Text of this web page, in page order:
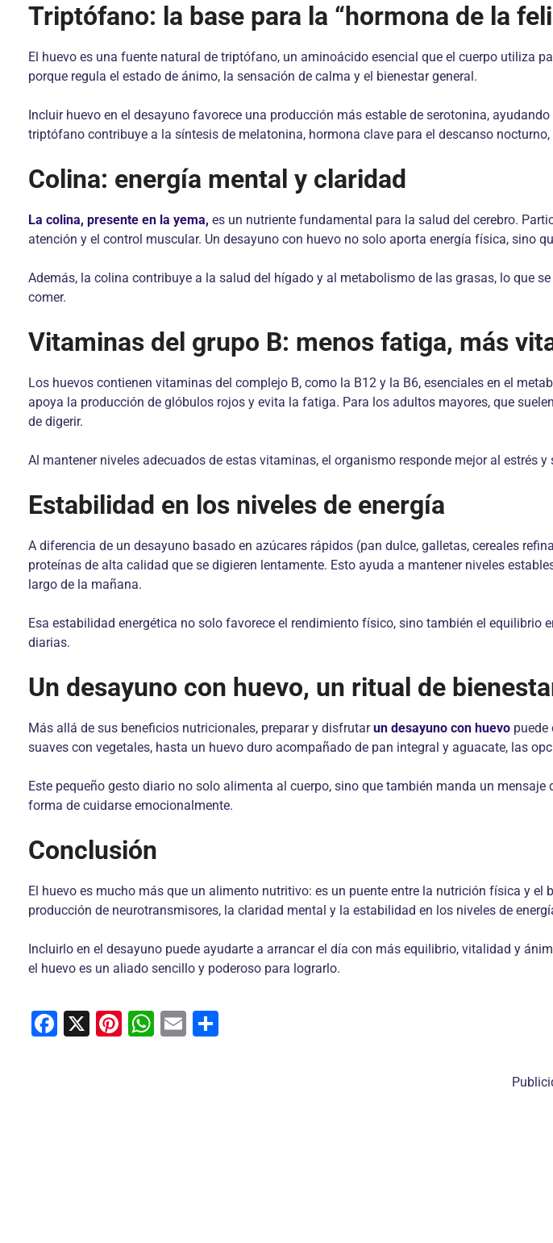
Triptófano: la base para la “hormona de la
El huevo es una fuente natural de triptófano, un aminoácido esencial que el cuerpo utiliza
porque regula el estado de ánimo, la sensación de calma y el bienestar general.
Incluir huevo en el desayuno favorece una producción más estable de serotonina,
triptófano contribuye a la síntesis de melatonina, hormona clave para el descanso
Colina: energía mental y claridad
La colina, presente en la yema, es un nutriente fundamental para la salud del cerebro.
atención y el control muscular. Un desayuno con huevo no solo aporta energía física, sino
Además, la colina contribuye a la salud del hígado y al metabolismo de las grasas, lo que
comer.
Vitaminas del grupo B: menos fatiga, más
Los huevos contienen vitaminas del complejo B, como la B12 y la B6, esenciales en el
apoya la producción de glóbulos rojos y evita la fatiga. Para los adultos mayores, que
de digerir.
Al mantener niveles adecuados de estas vitaminas, el organismo responde mejor al estrés
Estabilidad en los niveles de energía
A diferencia de un desayuno basado en azúcares rápidos (pan dulce, galletas, cereales
proteínas de alta calidad que se digieren lentamente. Esto ayuda a mantener niveles
largo de la mañana.
Esa estabilidad energética no solo favorece el rendimiento físico, sino también el
diarias.
Un desayuno con huevo, un ritual de
Más allá de sus beneficios nutricionales, preparar y disfrutarun desayuno con huevo puede
suaves con vegetales, hasta un huevo duro acompañado de pan integral y aguacate, las
Este pequeño gesto diario no solo alimenta al cuerpo, sino que también manda un
forma de cuidarse emocionalmente.
Conclusión
El huevo es mucho más que un alimento nutritivo: es un puente entre la nutrición física y
producción de neurotransmisores, la claridad mental y la estabilidad en los niveles de
Incluirlo en el desayuno puede ayudarte a arrancar el día con más equilibrio, vitalidad y
el huevo es un aliado sencillo y poderoso para lograrlo.
F
X
Pi W E